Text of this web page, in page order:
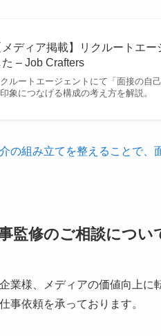
メディア掲載】リクルートエ
た – Job Crafters
クルートエージェントにて「面接の自
象につなげる構成の考え方を解説。
の組み立てを整えることで、
監修のご相談につい
業様、メディアの価値向上
事依頼を承っております。